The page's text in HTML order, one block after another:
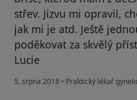
střev. Jizvu mi opravil,
jak mi je atd. Ještě
poděkovat za skvělý
Lucie
5. srpna 2018 • Praktický lékař